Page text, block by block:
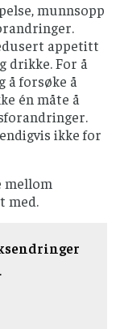
munnsopp
appetitt
drikke. For å
å forsøke å
én måte å
ikke for
mellom
med.